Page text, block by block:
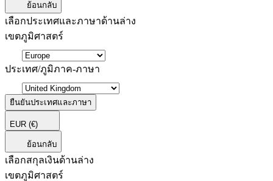
ย้อนกลับ
เลือกประเทศและภาษาด้านล่าง
เขตภูมิศาสตร์
ประเทศ/ภูมิภาค-ภาษา
ยืนยันประเทศและภาษา
EUR (€)
ย้อนกลับ
เลือกสกุลเงินด้านล่าง
เขตภูมิศาสตร์